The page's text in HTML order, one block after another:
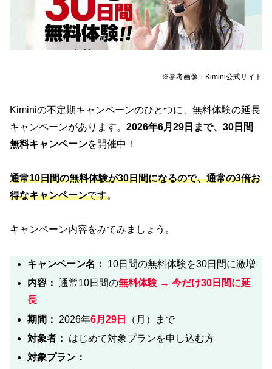
※参考画像：Kimini公式サイト
Kiminiの不定期キャンペーンのひとつに、無料体験の延長
キャンペーンがあります。 2026年6月29日まで、30日間
無料キャンペーンを開催中！
通常10日間の無料体験が30日間になるので、通常の3倍お
得なキャンペーンです。
キャンペーン内容をみてみましょう。
キャンペーン名：
10日間の無料体験を30日間に激増
内容： 通常10日間の無料体験 → 今だけ30日間に延
長
期間：
2026年6月29日
（月）まで
対象者：
はじめて対象プランを申し込む方
対象プラン：